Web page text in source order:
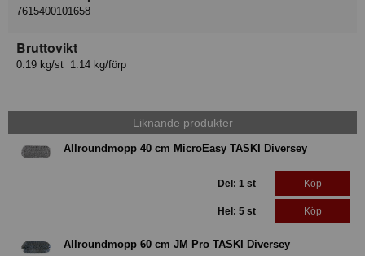
7615400101658
Bruttovikt
0.19 kg/st 1.14 kg/förp
Liknande produkter
Allroundmopp 40 cm MicroEasy TASKI Diversey
Del: 1 st Köp
Hel: 5 st Köp
Allroundmopp 60 cm JM Pro TASKI Diversey